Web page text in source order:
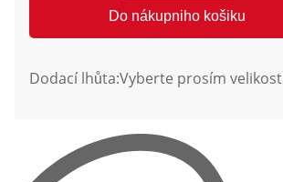
Do nákupniho košiku
Dodací lhůta:Vyberte prosím velikost